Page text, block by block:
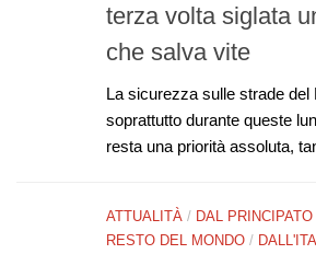
terza volta siglata
che salva vite
La sicurezza sulle strade del
soprattutto durante queste
resta una priorità assoluta,
ATTUALITÀ / DAL
RESTO DEL MONDO /